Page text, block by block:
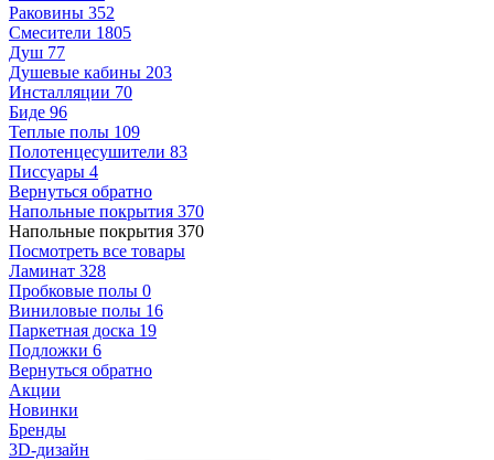
Раковины 352
Смесители 1805
Душ 77
Душевые кабины 203
Инсталляции 70
Биде 96
Теплые полы 109
Полотенцесушители 83
Писсуары 4
Вернуться обратно
Напольные покрытия 370
Напольные покрытия 370
Посмотреть все товары
Ламинат 328
Пробковые полы 0
Виниловые полы 16
Паркетная доска 19
Подложки 6
Вернуться обратно
Акции
Новинки
Бренды
3D-дизайн